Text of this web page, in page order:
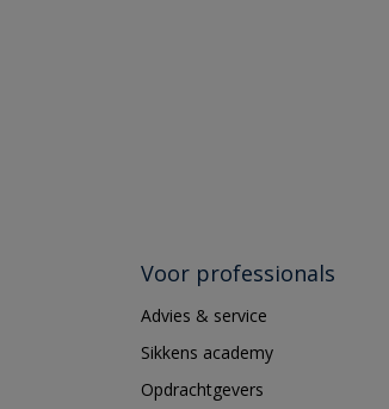
Voor professionals
Advies & service
Sikkens academy
Opdrachtgevers